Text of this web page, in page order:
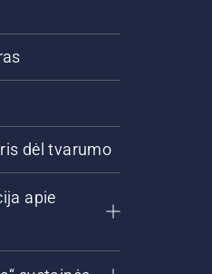
dėl tvarumo
apie